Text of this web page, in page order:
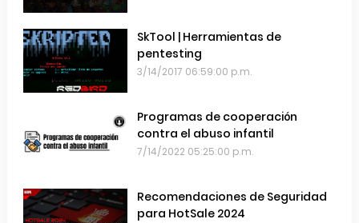
SkTool | Herramientas de
pentesting
3/14/2017 06:59:00 p.m.
Programas de cooperación
contra el abuso infantil
7/14/2022 05:25:00 p.m.
Recomendaciones de Seguridad
para HotSale 2024